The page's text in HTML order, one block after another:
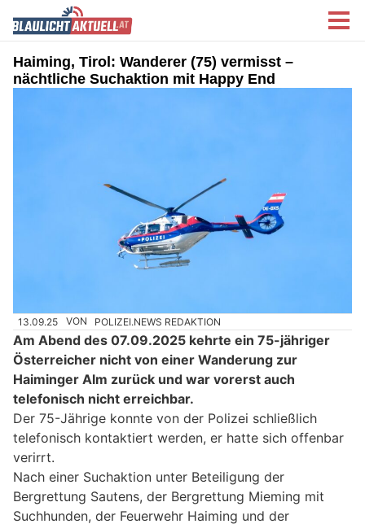
Haiming, Tirol: Wanderer (75) vermisst –
nächtliche Suchaktion mit Happy End
13.09.25 VON POLIZEI.NEWS REDAKTION
Am Abend des 07.09.2025 kehrte ein 75-jähriger
Österreicher nicht von einer Wanderung zur
Haiminger Alm zurück und war vorerst auch
telefonisch nicht erreichbar.
Der 75-Jährige konnte von der Polizei schließlich
telefonisch kontaktiert werden, er hatte sich offenbar
verirrt.
Nach einer Suchaktion unter Beteiligung der
Bergrettung Sautens, der Bergrettung Mieming mit
Suchhunden, der Feuerwehr Haiming und der